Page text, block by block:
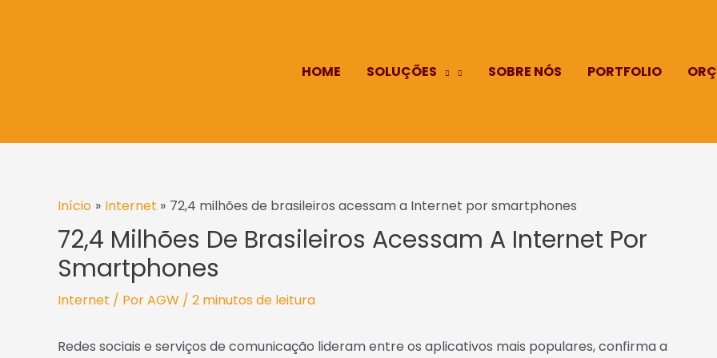
HOME SOLUÇÕES SOBRE NÓS PORTFOLIO
Início Internet 72,4 milhões de brasileiros acessam a Internet por smartphones
72,4 Milhões De Brasileiros Acessam A Internet Por
Smartphones
Internet / PorAGW / 2 minutos de leitura
Redes sociais e serviços de comunicação lideram entre os aplicativos mais populares, confirma a
Post
navigation